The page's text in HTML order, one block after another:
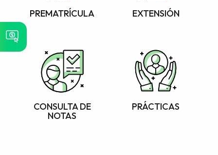
PREMATRÍCULA EXTENSIÓN
CONSULTA DE
NOTAS
PRÁCTICAS